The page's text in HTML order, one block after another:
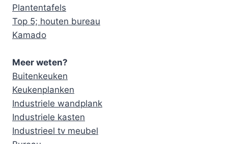
Plantentafels
Top 5; houten bureau
Kamado
Meer weten?
Buitenkeuken
Keukenplanken
Industriele wandplank
Industriele kasten
Industrieel tv meubel